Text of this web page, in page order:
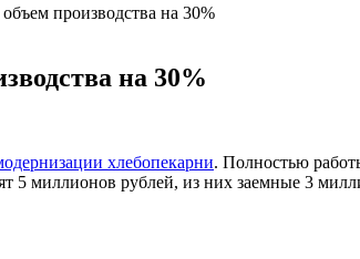
производства на 30%
на 30%
хлебопекарни. Полностью
5 миллионов рублей, из них заемные 3